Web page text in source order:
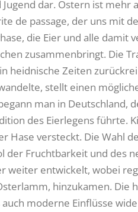
dar. Ostern ist mehr
de passage, der uns mit
die Eier und alle damit
zusammenbringt. Die
heidnische Zeiten
stellt einen
man in Deutschland,
des Eierlegens führte.
Hase versteckt. Die Wahl
der Fruchtbarkeit und des
weiter entwickelt, wobei
hinzukamen. Die
moderne Einflüsse